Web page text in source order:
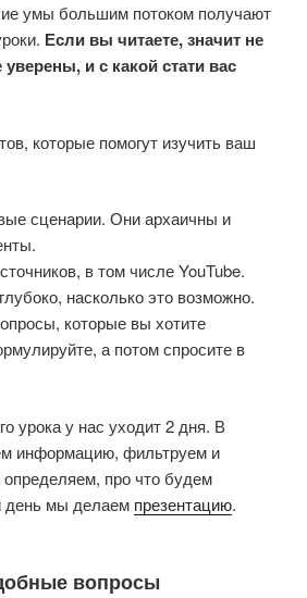
умы большим потоком получают
Если вы читаете, значит не
и с какой стати вас
которые помогут изучить ваш
сценарии. Они архаичны и
в том числе YouTube.
насколько это возможно.
которые вы хотите
а потом спросите в
урока у нас уходит 2 дня. В
информацию, фильтруем и
определяем, про что будем
день мы делаем презентацию.
вопросы